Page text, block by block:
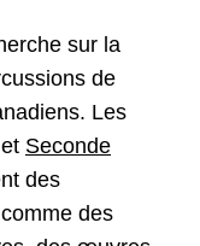
sur la
de
Les
et Seconde
des
des